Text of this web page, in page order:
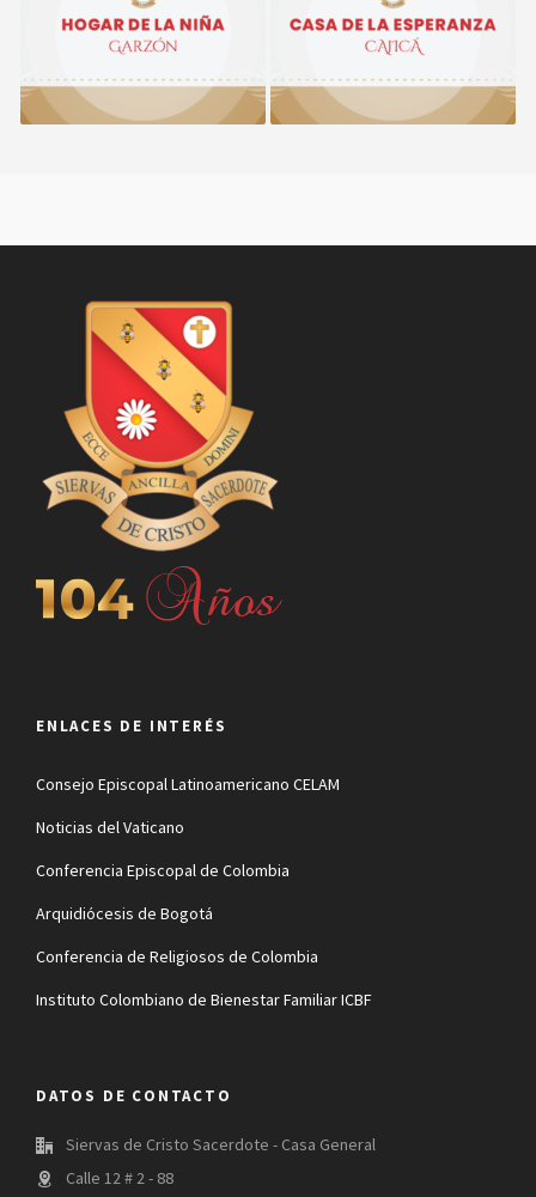
Hogar de la Niña Casa de la Esperanza
ENLACES DE INTERÉS
Consejo Episcopal Latinoamericano CELAM
Noticias del Vaticano
Conferencia Episcopal de Colombia
Arquidiócesis de Bogotá
Conferencia de Religiosos de Colombia
Instituto Colombiano de Bienestar Familiar ICBF
DATOS DE CONTACTO
Siervas de Cristo Sacerdote - Casa General
Calle 12 # 2 - 88